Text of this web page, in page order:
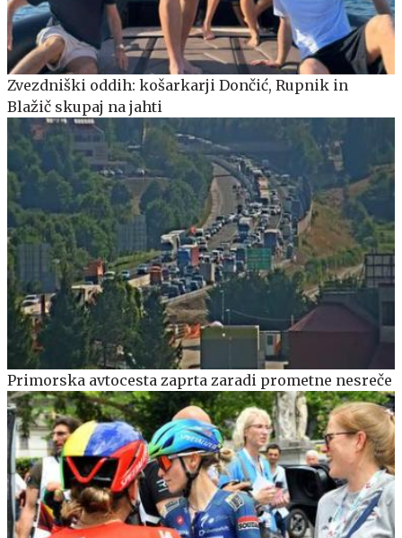
Zvezdniški oddih: košarkarji Dončić, Rupnik in
Blažič skupaj na jahti
Primorska avtocesta zaprta zaradi prometne nesreče